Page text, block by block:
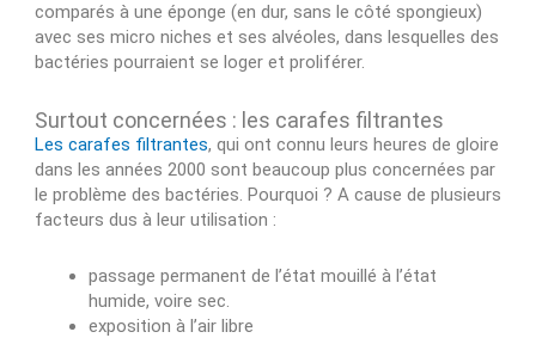
comparés à une éponge (en dur, sans le côté spongieux)
avec ses micro niches et ses alvéoles, dans lesquelles des
bactéries pourraient se loger et proliférer.
Surtout concernées : les carafes filtrantes
Les carafes filtrantes, qui ont connu leurs heures de gloire
dans les années 2000 sont beaucoup plus concernées par
le problème des bactéries. Pourquoi ? A cause de plusieurs
facteurs dus à leur utilisation :
passage permanent de l’état mouillé à l’état
humide, voire sec.
exposition à l’air libre